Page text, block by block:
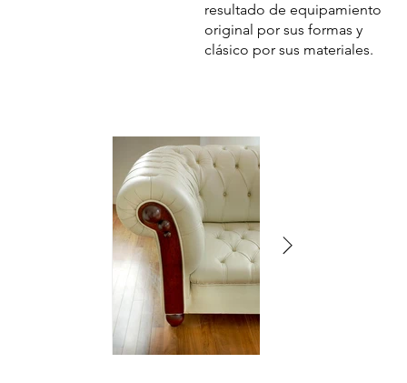
resultado de equipamiento
original por sus formas y
clásico por sus materiales.